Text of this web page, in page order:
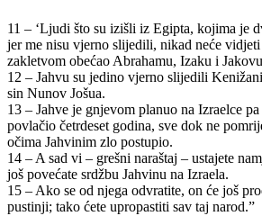
11 – ‘Ljudi što su izišli iz Egipta, kojima je
jer me nisu vjerno slijedili, nikad neće
zakletvom obećao Abrahamu, Izaku i
12 – Jahvu su jedino vjerno slijedili
sin Nunov Jošua.
13 – Jahve je gnjevom planuo na Izraelce
povlačio četrdeset godina, sve dok ne
očima Jahvinim zlo postupio.
14 – A sad vi – grešni naraštaj – ustajete
još povećate srdžbu Jahvinu na Izraela.
15 – Ako se od njega odvratite, on će još
pustinji; tako ćete upropastiti sav taj narod.”